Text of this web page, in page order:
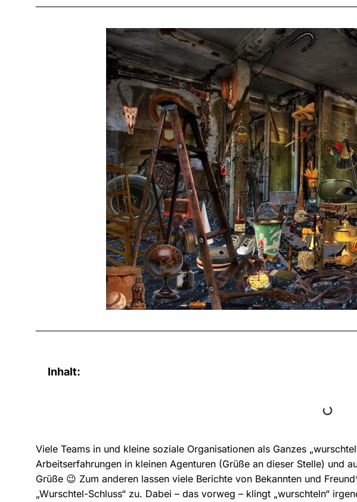
Inhalt:
Viele Teams in und kleine soziale Organisationen als Ganzes
Arbeitserfahrungen in kleinen Agenturen (Grüße an dieser Stelle) und
Grüße 😉 Zum anderen lassen viele Berichte von Bekannten und
„Wurschtel-Schluss“ zu. Dabei – das vorweg – klingt „wurschteln“